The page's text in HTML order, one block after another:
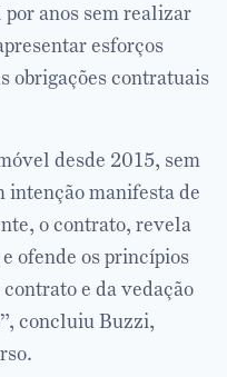
anos sem realizar
esforços
obrigações contratuais
desde 2015, sem
intenção manifesta de
o contrato, revela
ofende os princípios
e da vedação
concluiu Buzzi,